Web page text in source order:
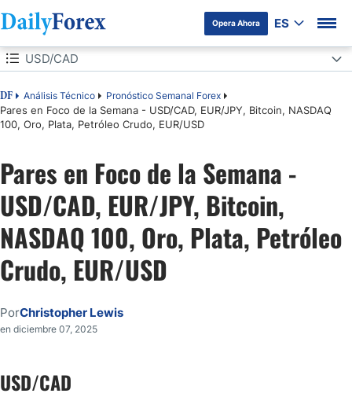
Opera Ahora ES
Tabla de contenidos
DF Análisis Técnico Pronóstico Semanal Forex
Pares en Foco de la Semana - USD/CAD, EUR/JPY, Bitcoin, NASDAQ
100, Oro, Plata, Petróleo Crudo, EUR/USD
USD/CAD
USD/CAD
EUR/JPY
NASDAQ 100
Oro
Plata
Petróleo Crudo
Pares en Foco de la Semana -
USD/CAD, EUR/JPY, Bitcoin,
NASDAQ 100, Oro, Plata, Petróleo
Crudo, EUR/USD
PorChristopher Lewis
en diciembre 07, 2025
USD/CAD